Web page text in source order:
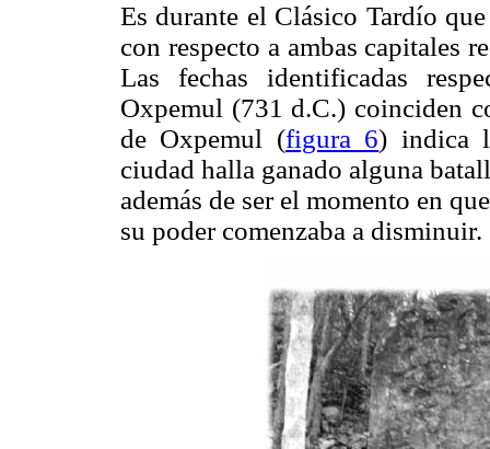
Es durante el Clásico Tardío
con respecto a ambas capitales
Las fechas identificadas
Oxpemul (731 d.C.) coinciden
de Oxpemul (figura 6) indica
ciudad halla ganado alguna
además de ser el momento en
su poder comenzaba a disminuir.